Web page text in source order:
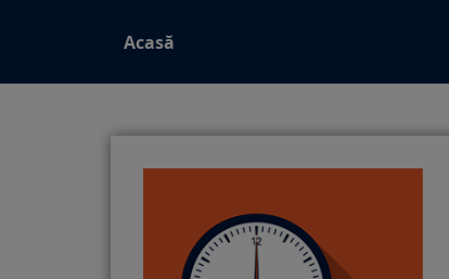
Acasă